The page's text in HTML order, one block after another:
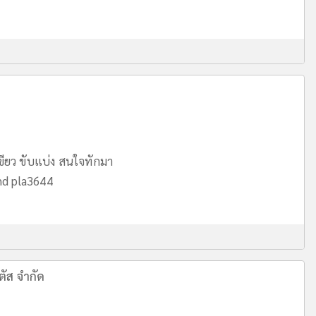
ว ขับแบ่ง สนใจทักมา
pla3644
ส จำกัด